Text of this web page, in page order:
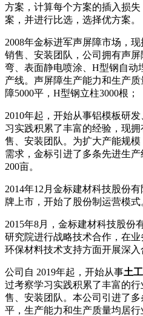
方案，计算每个方案的插入损
案，并进行比选，选择优方案。
2008年金标进军声屏障市场，
销售、安装团队，公司拥有声
弯、表面静电喷涂、H型钢自动
产线。声屏障生产能力和生产
障5000平，H型钢立柱3000根；
2010年起，开始从事铝模板研
习实践积累了丰富的经验，现
售、安装团队。为扩大产能规
需求，金标引进了多条先进生
200亩。
2014年12月金标建材科技股份
牌上市，开始了股份制运营模式
2015年8月，金标建材科技股份
研究院进行战略技术合作，在
环保材料技术支持方面开展深入
公司自 2019年起，开始从事土
过考察学习实践积累了丰富的
售、安装团队。本公司引进了
平，生产能力和生产质量均居行